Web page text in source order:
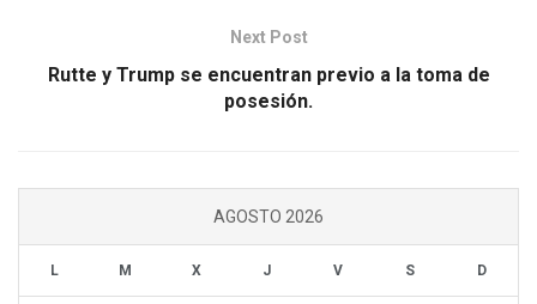
Next Post
Rutte y Trump se encuentran previo a la toma de
posesión.
AGOSTO 2026
L M X J V S D